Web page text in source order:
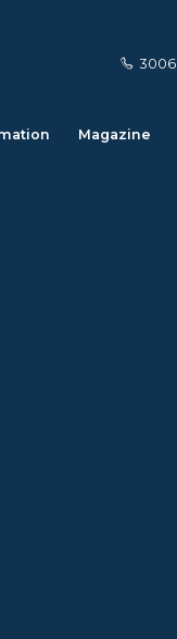
3006
Magazine